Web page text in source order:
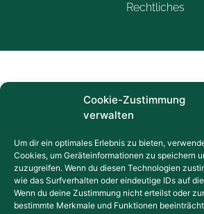
Cookie-Zustimmung
verwalten
Um dir ein optimales Erlebnis zu bieten,
Cookies, um Geräteinformationen zu speichern
zuzugreifen. Wenn du diesen Technologien
wie das Surfverhalten oder eindeutige IDs auf
Wenn du deine Zustimmung nicht erteilst oder
bestimmte Merkmale und Funktionen
Rechtliches
Kontakt
0171 5651146
0395